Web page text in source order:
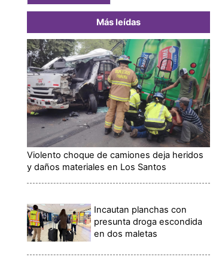
Más leídas
Violento choque de camiones deja heridos
y daños materiales en Los Santos
Incautan planchas con
presunta droga escondida
en dos maletas